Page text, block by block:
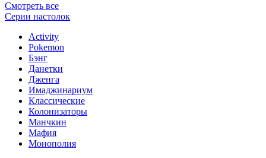
Смотреть все
Серии настолок
Activity
Pokemon
Бэнг
Данетки
Дженга
Имаджинариум
Классические
Колонизаторы
Манчкин
Мафия
Монополия